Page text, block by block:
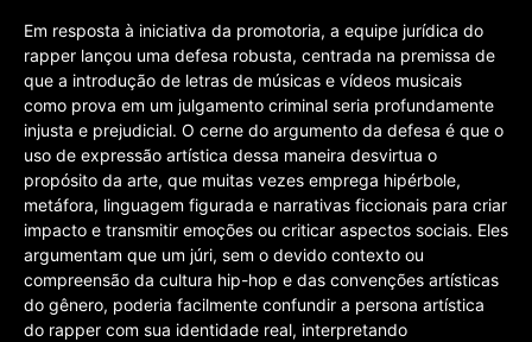
Em resposta à iniciativa da promotoria, a equipe jurídica do
rapper lançou uma defesa robusta, centrada na premissa de
que a introdução de letras de músicas e vídeos musicais
como prova em um julgamento criminal seria profundamente
injusta e prejudicial. O cerne do argumento da defesa é que o
uso de expressão artística dessa maneira desvirtua o
propósito da arte, que muitas vezes emprega hipérbole,
metáfora, linguagem figurada e narrativas ficcionais para criar
impacto e transmitir emoções ou criticar aspectos sociais. Eles
argumentam que um júri, sem o devido contexto ou
compreensão da cultura hip-hop e das convenções artísticas
do gênero, poderia facilmente confundir a persona artística
do rapper com sua identidade real, interpretando